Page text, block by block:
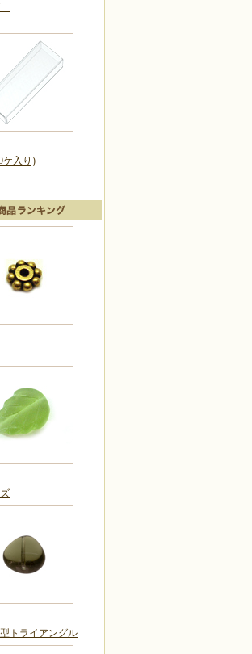
ケ入り)
トライアングル